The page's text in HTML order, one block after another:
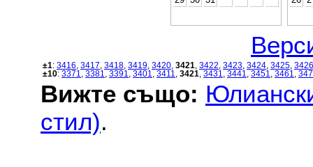
±1: 3416 3417 3418 3419 3420 3421 3422 3423 3424 3425 3426
±10: 3371 3381 3391 3401 3411 3421 3431 3441 3451 3461
Вижте също:
стил).